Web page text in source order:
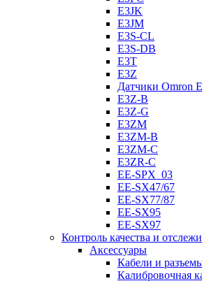
E3JK
E3JM
E3S-CL
E3S-DB
E3T
E3Z
Датчики Omron
E3Z-B
E3Z-G
E3ZM
E3ZM-B
E3ZM-C
E3ZR-C
EE-SPX_03
EE-SX47/67
EE-SX77/87
EE-SX95
EE-SX97
Контроль качества и
Аксессуары
Кабели и
Калибровочная